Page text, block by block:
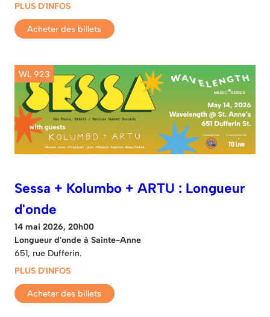
PLUS D'INFOS
Acheter des billets
WL 923
Sessa + Kolumbo + ARTU : Longueur
d'onde
14 mai 2026, 20h00
Longueur d'onde à Sainte-Anne
651, rue Dufferin.
PLUS D'INFOS
Acheter des billets